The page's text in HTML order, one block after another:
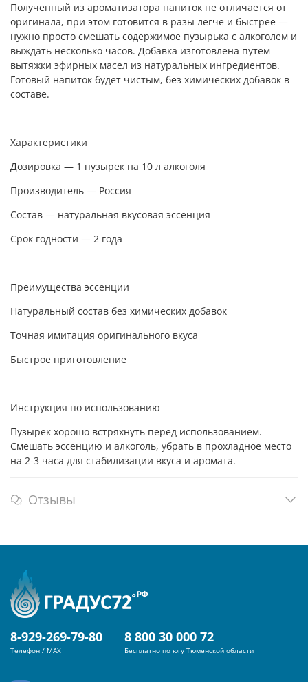
Полученный из ароматизатора напиток не отличается от
оригинала, при этом готовится в разы легче и быстрее —
нужно просто смешать содержимое пузырька с алкоголем и
выждать несколько часов. Добавка изготовлена путем
вытяжки эфирных масел из натуральных ингредиентов.
Готовый напиток будет чистым, без химических добавок в
составе.
Характеристики
Дозировка — 1 пузырек на 10 л алкоголя
Производитель — Россия
Состав — натуральная вкусовая эссенция
Срок годности — 2 года
Преимущества эссенции
Натуральный состав без химических добавок
Точная имитация оригинального вкуса
Быстрое приготовление
Инструкция по использованию
Пузырек хорошо встряхнуть перед использованием.
Смешать эссенцию и алкоголь, убрать в прохладное место
на 2-3 часа для стабилизации вкуса и аромата.
Отзывы
8-929-269-79-80
Телефон / MAX
8 800 30 000 72
Бесплатно по югу Тюменской области